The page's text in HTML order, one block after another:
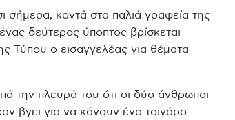
σήμερα, κοντά στα παλιά γραφεία της
δεύτερος ύποπτος βρίσκεται
Τύπου ο εισαγγελέας για θέματα
την πλευρά του ότι οι δύο άνθρωποι
βγει για να κάνουν ένα τσιγάρο